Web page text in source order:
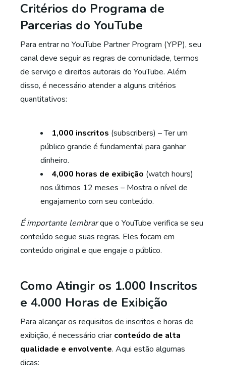
Critérios do Programa de
Parcerias do YouTube
Para entrar no YouTube Partner Program (YPP), seu
canal deve seguir as regras de comunidade, termos
de serviço e direitos autorais do YouTube. Além
disso, é necessário atender a alguns critérios
quantitativos:
1,000 inscritos (subscribers) – Ter um
público grande é fundamental para ganhar
dinheiro.
4,000 horas de exibição (watch hours)
nos últimos 12 meses – Mostra o nível de
engajamento com seu conteúdo.
É importante lembrarque o YouTube verifica se seu
conteúdo segue suas regras. Eles focam em
conteúdo original e que engaje o público.
Como Atingir os 1.000 Inscritos
e 4.000 Horas de Exibição
Para alcançar os requisitos de inscritos e horas de
exibição, é necessário criar conteúdo de alta
qualidade e envolvente. Aqui estão algumas
dicas: